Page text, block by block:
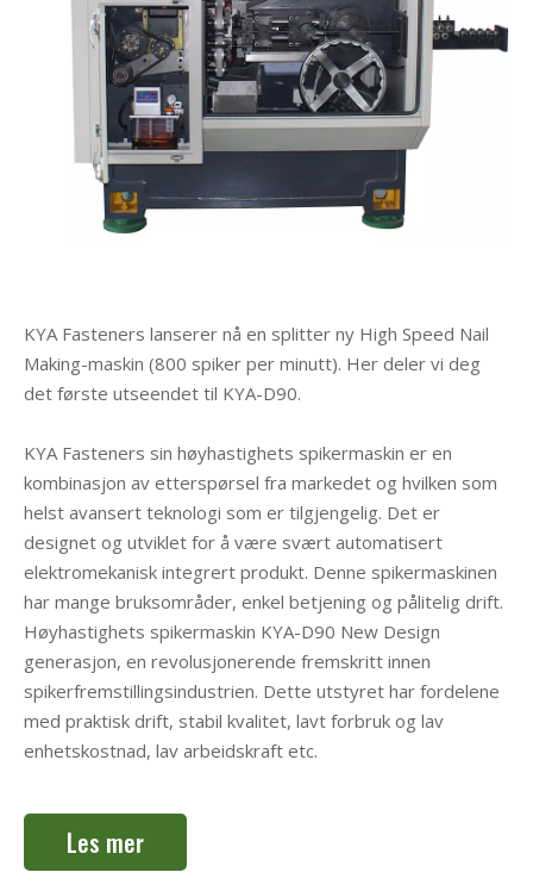
KYA Fasteners lanserer nå en splitter ny High Speed ​​Nail
Making-maskin (800 spiker per minutt). Her deler vi deg
det første utseendet til KYA-D90.
KYA Fasteners sin høyhastighets spikermaskin er en
kombinasjon av etterspørsel fra markedet og hvilken som
helst avansert teknologi som er tilgjengelig. Det er
designet og utviklet for å være svært automatisert
elektromekanisk integrert produkt. Denne spikermaskinen
har mange bruksområder, enkel betjening og pålitelig drift.
Høyhastighets spikermaskin KYA-D90 New Design
generasjon, en revolusjonerende fremskritt innen
spikerfremstillingsindustrien. Dette utstyret har fordelene
med praktisk drift, stabil kvalitet, lavt forbruk og lav
enhetskostnad, lav arbeidskraft etc.
Les mer